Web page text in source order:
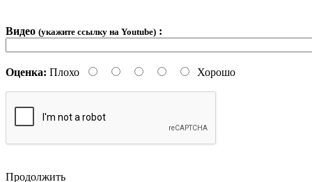
Видео (укажите ссылку на Youtube) :
Оценка: Плохо Хорошо
Продолжить